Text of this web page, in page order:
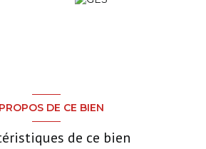
DE CE BIEN
de ce bien